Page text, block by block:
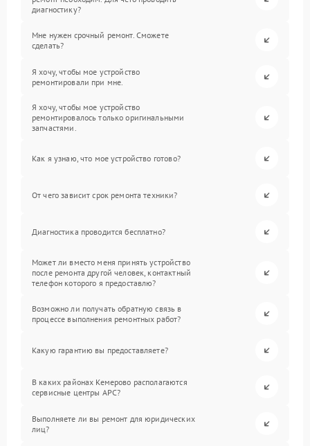
диагностику?
Мне нужен срочный ремонт. Сможете
сделать?
Я хочу, чтобы мое устройство
ремонтировали при мне.
Я хочу, чтобы мое устройство
ремонтировалось только оригинальными
запчастями.
Как я узнаю, что мое устройство готово?
От чего зависит срок ремонта техники?
Диагностика проводится бесплатно?
Может ли вместо меня принять устройство
после ремонта другой человек, контактный
телефон которого я предоставлю?
Возможно ли получать обратную связь в
процессе выполнения ремонтных работ?
Какую гарантию вы предоставляете?
В каких районах Кемерово располагаются
сервисные центры APC?
Выполняете ли вы ремонт для юридических
лиц?